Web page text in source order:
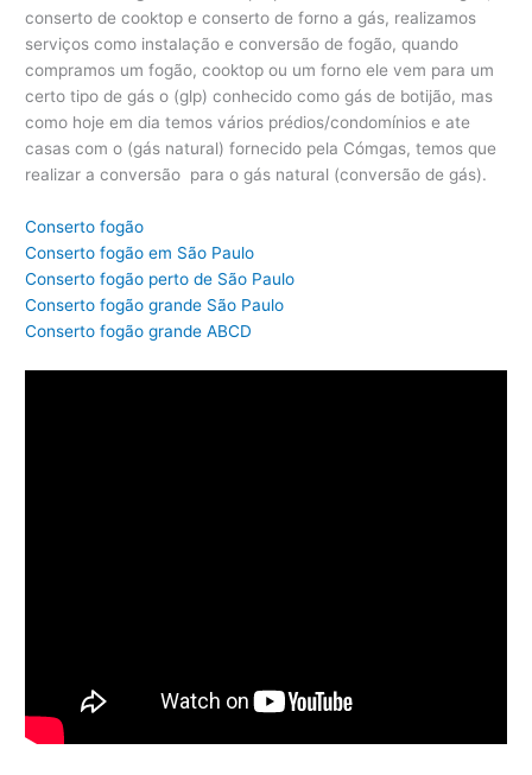
conserto de cooktop e conserto de forno a gás, realizamos
serviços como instalação e conversão de fogão, quando
compramos um fogão, cooktop ou um forno ele vem para um
certo tipo de gás o (glp) conhecido como gás de botijão, mas
como hoje em dia temos vários prédios/condomínios e ate
casas com o (gás natural) fornecido pela Cómgas, temos que
realizar a conversão para o gás natural (conversão de gás).
Conserto fogão
Conserto fogão em São Paulo
Conserto fogão perto de São Paulo
Conserto fogão grande São Paulo
Conserto fogão grande ABCD